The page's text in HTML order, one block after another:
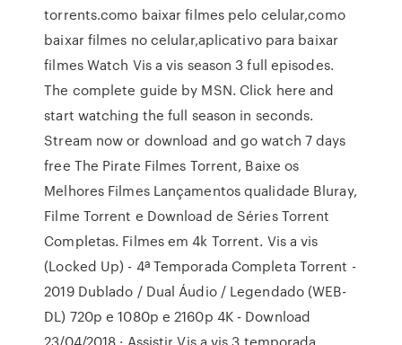
torrents.como baixar filmes pelo celular,como
baixar filmes no celular,aplicativo para baixar
filmes Watch Vis a vis season 3 full episodes.
The complete guide by MSN. Click here and
start watching the full season in seconds.
Stream now or download and go watch 7 days
free The Pirate Filmes Torrent, Baixe os
Melhores Filmes Lançamentos qualidade Bluray,
Filme Torrent e Download de Séries Torrent
Completas. Filmes em 4k Torrent. Vis a vis
(Locked Up) - 4ª Temporada Completa Torrent -
2019 Dublado / Dual Áudio / Legendado (WEB-
DL) 720p e 1080p e 2160p 4K - Download
23/04/2018 · Assistir Vis a vis 3 temporada